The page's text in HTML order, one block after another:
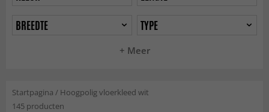
+ Meer
BREEDTE
TYPE
Startpagina / Hoogpolig vloerkleed wit
145 producten